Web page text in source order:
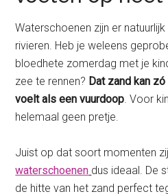
Waterschoenen zijn er
rivieren. Heb je weleens
bloedhete zomerdag met je
zee te rennen? Dat zand kan
voelt als een vuurdoop. Voor
helemaal geen pretje.
Juist op dat soort momenten
waterschoenen dus ideaal. De
de hitte van het zand perfect